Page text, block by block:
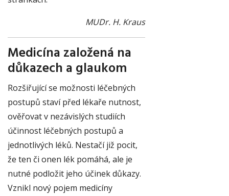
MUDr. H. Kraus
Medicína založená na
důkazech a glaukom
Rozšiřující se možnosti léčebných
postupů staví před lékaře nutnost,
ověřovat v nezávislých studiích
účinnost léčebných postupů a
jednotlivých léků. Nestačí již pocit,
že ten či onen lék pomáhá, ale je
nutné podložit jeho účinek důkazy.
Vznikl nový pojem medicíny